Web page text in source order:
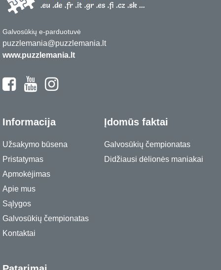
Galvosūkių e-parduotuvė
puzzlemania@puzzlemania.lt
www.puzzlemania.lt
Informacija
Užsakymo būsena
Pristatymas
Apmokėjimas
Apie mus
Sąlygos
Galvosūkių čempionatas
Kontaktai
Įdomūs faktai
Galvosūkių čempionatas
Didžiausi dėlionės maniakai